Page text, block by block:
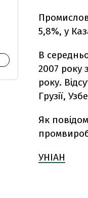
5,8%, у
В
2007 року
року.
Грузії,
Як
УНІАН